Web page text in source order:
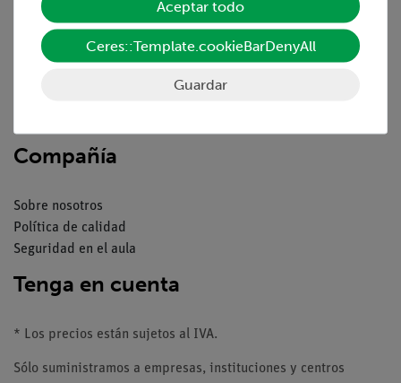
Resumen del servicio
Descargas
Compañía
Sobre nosotros
Política de calidad
Seguridad en el aula
Tenga en cuenta
* Los precios están sujetos al IVA.
Sólo suministramos a empresas, instituciones y centros
Aceptar todo
Ceres::Template.cookieBarDenyAll
Guardar